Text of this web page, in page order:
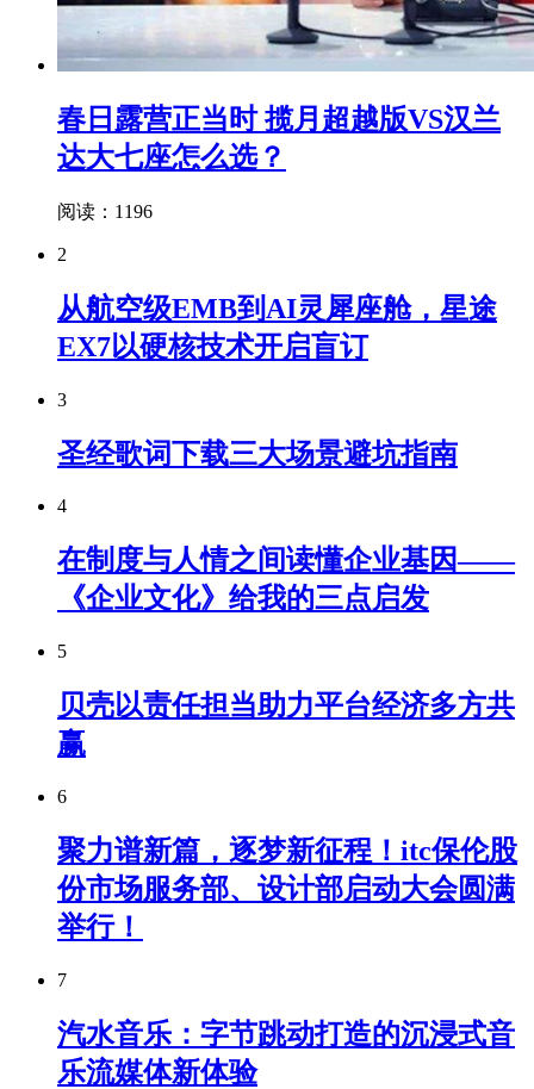
春日露营正当时 揽月超越版VS汉兰
达大七座怎么选？
阅读：1196
2
从航空级EMB到AI灵犀座舱，星途
EX7以硬核技术开启盲订
3
圣经歌词下载三大场景避坑指南
4
在制度与人情之间读懂企业基因——
《企业文化》给我的三点启发
5
贝壳以责任担当助力平台经济多方共
赢
6
聚力谱新篇，逐梦新征程！itc保伦股
份市场服务部、设计部启动大会圆满
举行！
7
汽水音乐：字节跳动打造的沉浸式音
乐流媒体新体验